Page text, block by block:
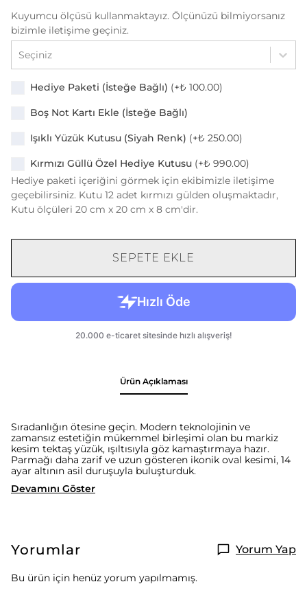
Kuyumcu ölçüsü kullanmaktayız. Ölçünüzü bilmiyorsanız
bizimle iletişime geçiniz.
Seçiniz
Hediye Paketi (İsteğe Bağlı) (+₺ 100.00)
Boş Not Kartı Ekle (İsteğe Bağlı)
Işıklı Yüzük Kutusu (Siyah Renk) (+₺ 250.00)
Kırmızı Güllü Özel Hediye Kutusu (+₺ 990.00)
Hediye paketi içeriğini görmek için ekibimizle iletişime
geçebilirsiniz. Kutu 12 adet kırmızı gülden oluşmaktadır,
Kutu ölçüleri 20 cm x 20 cm x 8 cm'dir.
SEPETE EKLE
Ürün Açıklaması
Sıradanlığın ötesine geçin. Modern teknolojinin ve
zamansız estetiğin mükemmel birleşimi olan bu markiz
kesim tektaş yüzük, ışıltısıyla göz kamaştırmaya hazır.
Parmağı daha zarif ve uzun gösteren ikonik oval kesimi, 14
ayar altının asil duruşuyla buluşturduk.
Devamını Göster
Yorumlar Yorum Yap
Bu ürün için henüz yorum yapılmamış.